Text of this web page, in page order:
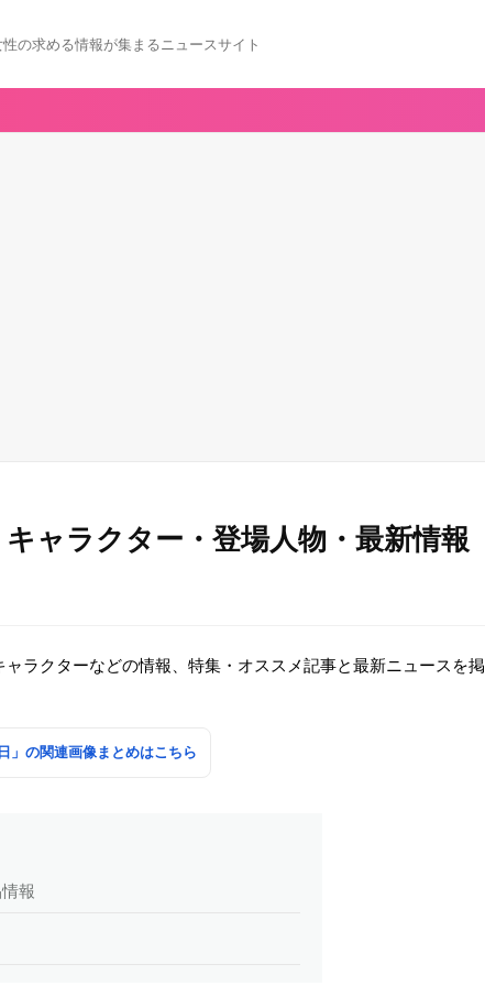
の求める情報が集まるニュースサイト
ャラクター・登場人物・最新情報
ラクターなどの情報、特集・オススメ記事と最新ニュースを掲
」の関連画像まとめはこちら
報